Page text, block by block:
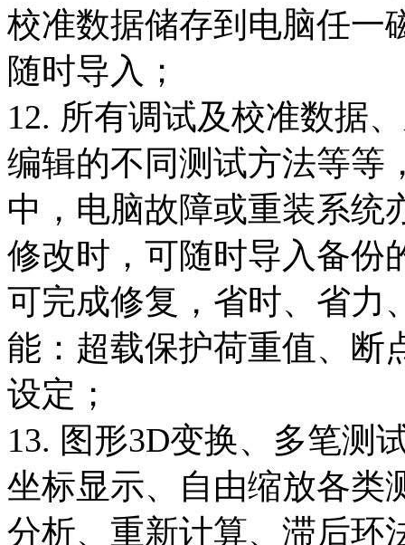
校准数据储存到电脑任一
随时导入；
12. 所有调试及校准数据
编辑的不同测试方法等等
中，电脑故障或重装系统
修改时，可随时导入备份
可完成修复，省时、省力
能：超载保护荷重值、断
设定；
13. 图形3D变换、多笔测
坐标显示、自由缩放各类
分析、重新计算、滞后环